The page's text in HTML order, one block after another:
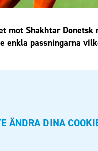
mot Shakhtar
enkla passningarna
ÄNDRA DINA